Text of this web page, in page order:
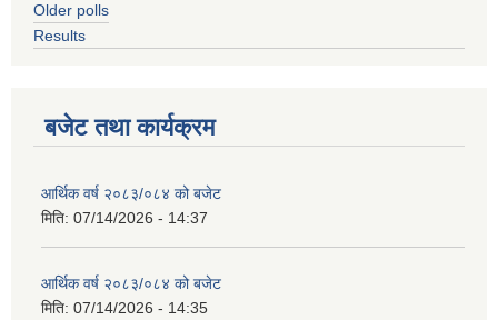
Older polls
Results
बजेट तथा कार्यक्रम
आर्थिक वर्ष २०८३/०८४ को बजेट
मिति: 07/14/2026 - 14:37
आर्थिक वर्ष २०८३/०८४ को बजेट
मिति: 07/14/2026 - 14:35